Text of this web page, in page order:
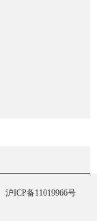
沪ICP备11019966号